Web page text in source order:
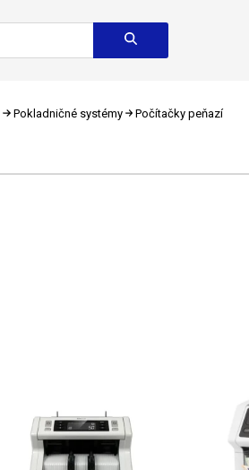
Pokladničné systémy Počítačky peňazí